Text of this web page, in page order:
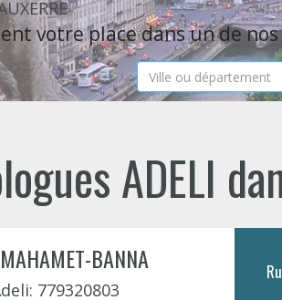
votre place dans un de
ADELI
BANNA
779320803